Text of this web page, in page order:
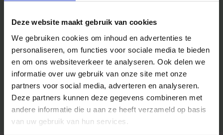
Deze website maakt gebruik van cookies
We gebruiken cookies om inhoud en advertenties te
personaliseren, om functies voor sociale media te bieden
en om ons websiteverkeer te analyseren. Ook delen we
informatie over uw gebruik van onze site met onze
partners voor social media, adverteren en analyseren.
Deze partners kunnen deze gegevens combineren met
andere informatie die u aan ze heeft verzameld op basis
van uw gebruik van hun services.